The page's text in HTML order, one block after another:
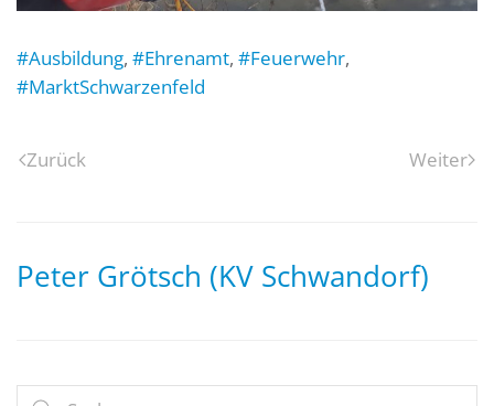
#Ausbildung, #Ehrenamt, #Feuerwehr,
#MarktSchwarzenfeld
Zurück Weiter
Peter Grötsch (KV Schwandorf)